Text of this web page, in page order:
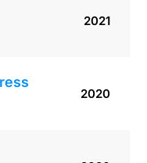
2021
2020